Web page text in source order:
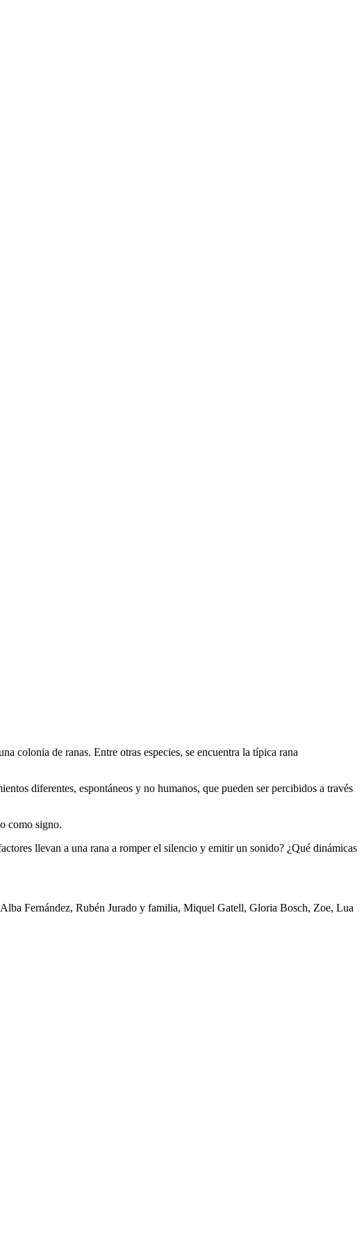
colonia de ranas. Entre otras especies, se encuentra la típica rana
diferentes, espontáneos y no humanos, que pueden ser percibidos a través
como signo.
llevan a una rana a romper el silencio y emitir un sonido? ¿Qué dinámicas
Fernández, Rubén Jurado y familia, Miquel Gatell, Gloria Bosch, Zoe, Lua